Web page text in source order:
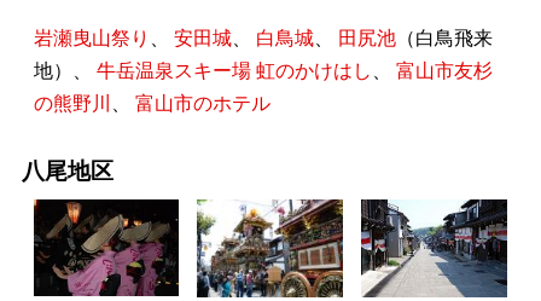
岩瀬曳山祭り 安田城 白鳥城 田尻池 （白鳥飛来
地）、 牛岳温泉スキー場 虹のかけはし
富山市友杉
の熊野川
富山市のホテル
八尾地区